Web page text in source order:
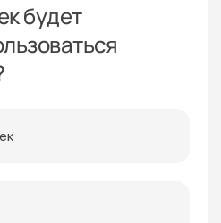
будет